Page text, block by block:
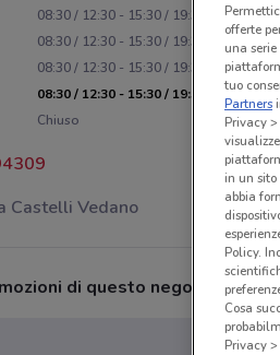
08:30 / 12:30 - 15:30 / 19:30
08:30 / 12:30 - 15:30 / 19:30
08:30 / 12:30 - 15:30 / 19:30
08:30 / 12:30 - 15:30 / 19:30
Chiuso
Castelli Vedano
di questo negozio
offerte
una
tuo
Partners
Privacy
in un
abbia
Policy.
Cosa
Privacy